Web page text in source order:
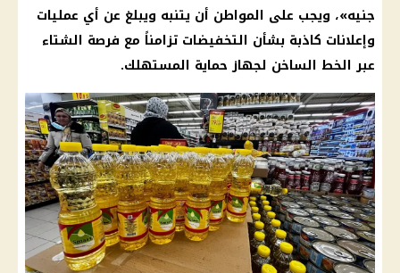
جنيه»، ويجب على المواطن أن يتنبه ويبلغ عن أي عمليات
وإعلانات كاذبة بشأن التخفيضات تزامناً مع فرصة الشتاء
عبر الخط الساخن لجهازحماية المستهلك.